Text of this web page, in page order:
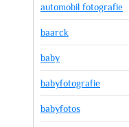
automobil fotografie
baarck
baby
babyfotografie
babyfotos